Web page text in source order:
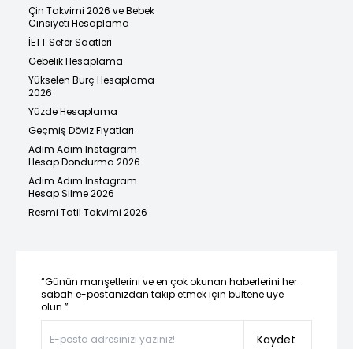
Çin Takvimi 2026 ve Bebek
Cinsiyeti Hesaplama
İETT Sefer Saatleri
Gebelik Hesaplama
Yükselen Burç Hesaplama
2026
Yüzde Hesaplama
Geçmiş Döviz Fiyatları
Adım Adım Instagram
Hesap Dondurma 2026
Adım Adım Instagram
Hesap Silme 2026
Resmi Tatil Takvimi 2026
“Günün manşetlerini ve en çok okunan haberlerini her
sabah e-postanızdan takip etmek için bültene üye
olun.”
Kaydet